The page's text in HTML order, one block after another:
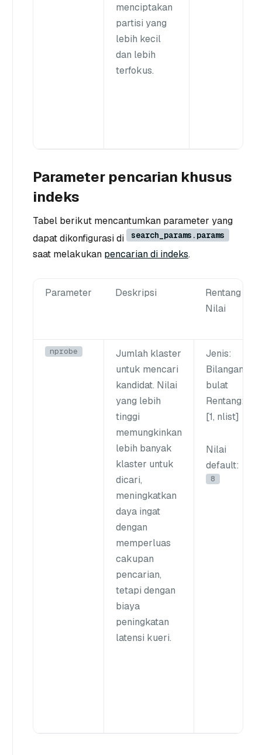
menciptakan
partisi yang
lebih kecil
dan lebih
terfokus.
Parameter pencarian khusus
indeks
Tabel berikut mencantumkan parameter yang
dapat dikonfigurasi di
search_params.params
saat melakukan pencarian di indeks.
Parameter Deskripsi
Rentang
Nilai
nprobe
Jumlah klaster
untuk mencari
kandidat. Nilai
yang lebih
tinggi
memungkinkan
lebih banyak
klaster untuk
dicari,
meningkatkan
daya ingat
dengan
memperluas
cakupan
pencarian,
tetapi dengan
biaya
peningkatan
latensi kueri.
Jenis:
Bilangan
bulat
Rentang:
[1, nlist]
Nilai
default:
8